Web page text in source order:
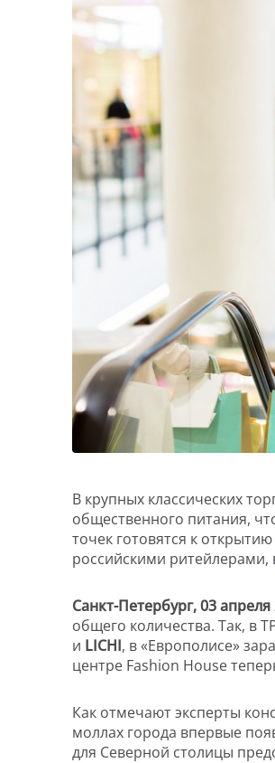
В крупных классических
общественного питания,
точек готовятся к
российскими ритейлерами,
Санкт-Петербург, 03 апреля
общего количества. Так, в
и LICHI, в «Европолисе»
центре Fashion House
Как отмечают эксперты
моллах города впервые
для Северной столицы